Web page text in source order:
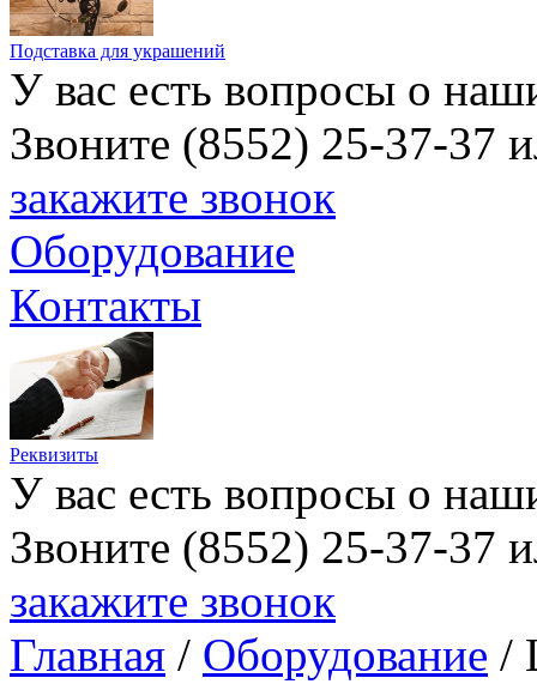
Подставка для украшений
У вас есть вопросы о
Звоните (8552) 25-37-37
закажите звонок
Оборудование
Контакты
Реквизиты
У вас есть вопросы о
Звоните (8552) 25-37-37
закажите звонок
Главная / Оборудование /